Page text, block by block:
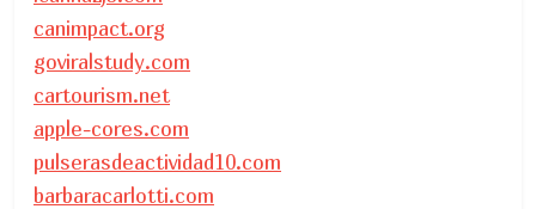
canimpact.org
goviralstudy.com
cartourism.net
apple-cores.com
pulserasdeactividad10.com
barbaracarlotti.com